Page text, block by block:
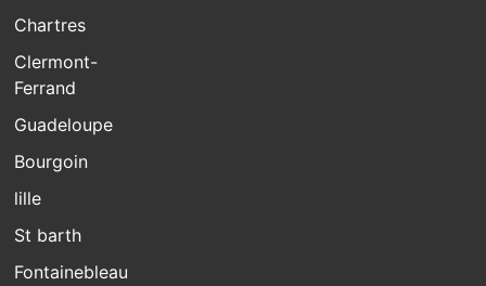
Chartres
Clermont-
Ferrand
Guadeloupe
Bourgoin
lille
St barth
Fontainebleau